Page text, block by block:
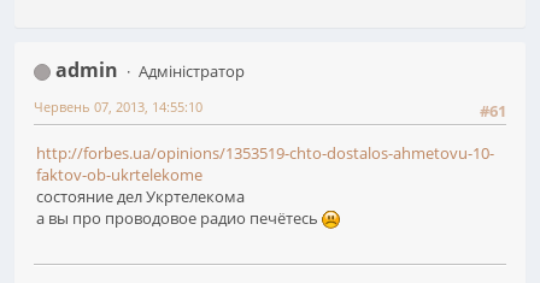
admin
Адміністратор
#61
Червень 07, 2013, 14:55:10
http://forbes.ua/opinions/1353519-chto-dostalos-ahmetovu-10-
faktov-ob-ukrtelekome
состояние дел Укртелекома
а вы про проводовое радио печётесь